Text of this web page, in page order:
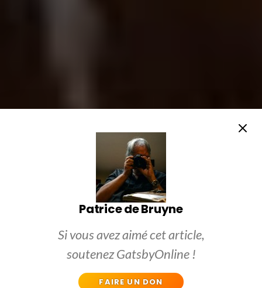
Patrice de Bruyne
Si vous avez aimé cet article,
soutenez GatsbyOnline !
FAIRE UN DON